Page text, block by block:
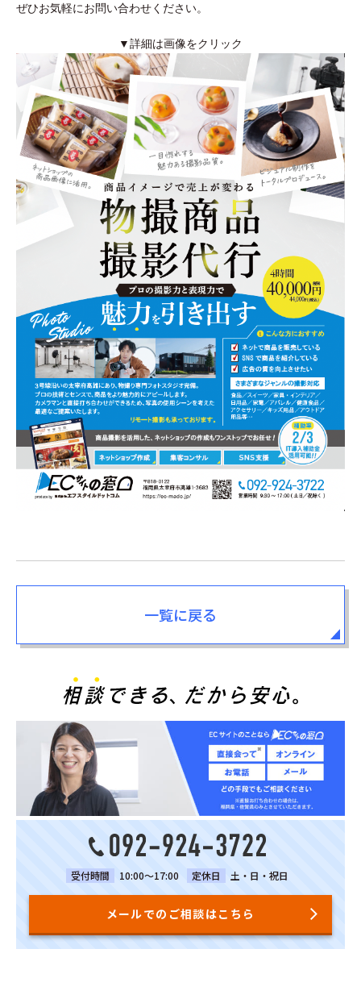
ぜひお気軽にお問い合わせください。
▼詳細は画像をクリック
一覧に戻る
受付時間 10:00～17:00 定休日 土・日・祝日
メールでのご相談はこちら